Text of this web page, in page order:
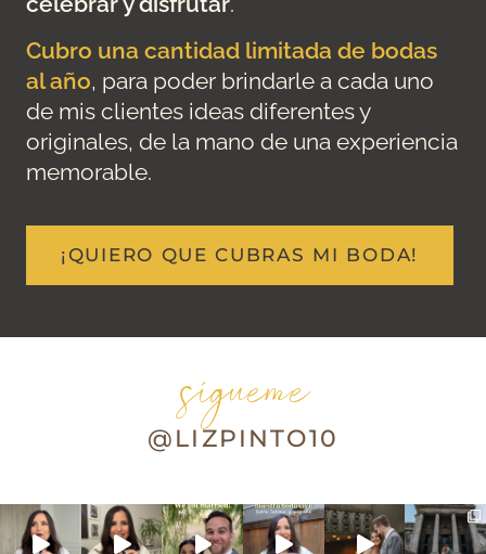
Cubro una cantidad limitada de bodas
al año, para poder brindarle a cada uno
de mis clientes ideas diferentes y
originales, de la mano de una experiencia
memorable.
¡QUIERO QUE CUBRAS MI BODA!
sígueme
@LIZPINTO10